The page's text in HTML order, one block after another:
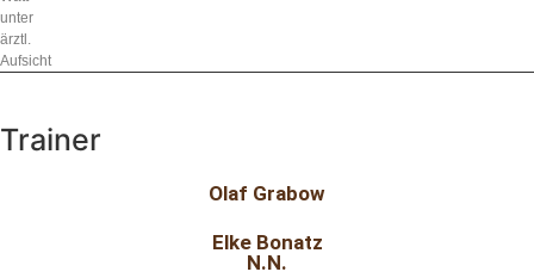
unter
ärztl.
Aufsicht
Trainer
Olaf Grabow
Elke Bonatz
N.N.